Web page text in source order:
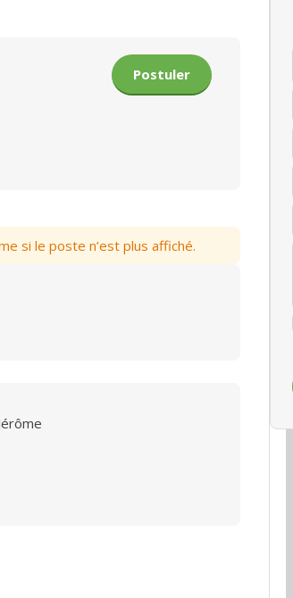
Postuler
si le poste n’est plus affiché.